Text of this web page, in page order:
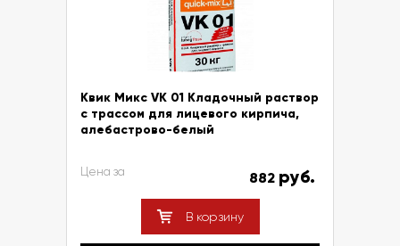
Квик Микс VK 01 Кладочный раствор
с трассом для лицевого кирпича,
алебастрово-белый
Цена за 882 руб.
В корзину